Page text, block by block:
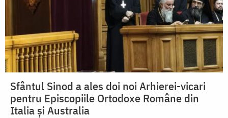
Sfântul Sinod a ales doi noi Arhierei-vicari
pentru Episcopiile Ortodoxe Române din
Italia și Australia